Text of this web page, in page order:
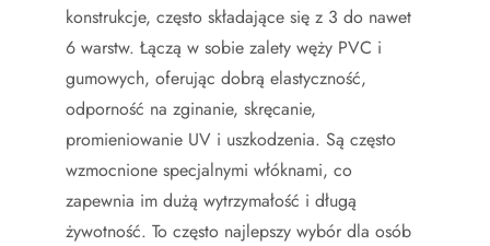
konstrukcje, często składające się z 3 do nawet
6 warstw. Łączą w sobie zalety węży PVC i
gumowych, oferując dobrą elastyczność,
odporność na zginanie, skręcanie,
promieniowanie UV i uszkodzenia. Są często
wzmocnione specjalnymi włóknami, co
zapewnia im dużą wytrzymałość i długą
żywotność. To często najlepszy wybór dla osób